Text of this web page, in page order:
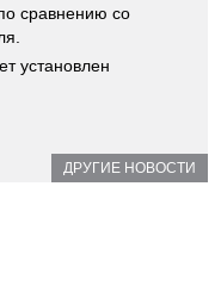
сравнению со
установлен
ДРУГИЕ НОВОСТИ